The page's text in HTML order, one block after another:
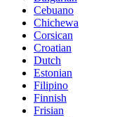
Cebuano
Chichewa
Corsican
Croatian
Dutch
Estonian
Filipino
Finnish
Frisian